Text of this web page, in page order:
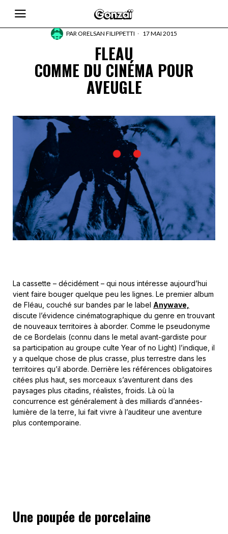
PARORELSAN FILIPPETTI 17 MAI 2015
FLEAU
COMME DU CINÉMA POUR
AVEUGLE
La cassette – décidément – qui nous intéresse aujourd’hui
vient faire bouger quelque peu les lignes. Le premier album
de Fléau, couché sur bandes par le label Anywave,
discute l’évidence cinématographique du genre en trouvant
de nouveaux territoires à aborder. Comme le pseudonyme
de ce Bordelais (connu dans le metal avant-gardiste pour
sa participation au groupe culte Year of no Light) l’indique, il
y a quelque chose de plus crasse, plus terrestre dans les
territoires qu’il aborde. Derrière les références obligatoires
citées plus haut, ses morceaux s’aventurent dans des
paysages plus citadins, réalistes, froids. Là où la
concurrence est généralement à des milliards d’années-
lumière de la terre, lui fait vivre à l’auditeur une aventure
plus contemporaine.
Une poupée de porcelaine